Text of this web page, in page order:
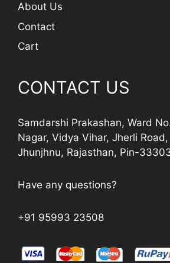
About Us
Contact
Cart
CONTACT US
Samdarshi Prakashan, Ward
Nagar, Vidya Vihar, Jherli
Jhunjhnu, Rajasthan, Pin-
Have any questions?
+91 95993 23508